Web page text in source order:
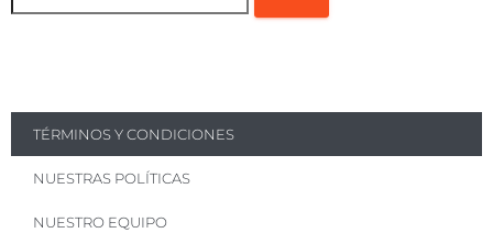
TÉRMINOS Y CONDICIONES
NUESTRAS POLÍTICAS
NUESTRO EQUIPO